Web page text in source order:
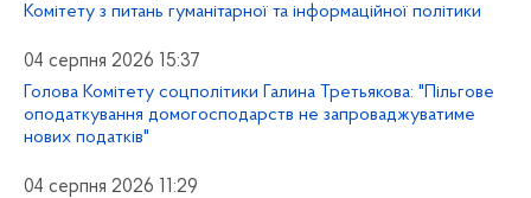
Комітету з питань гуманітарної та інформаційної політики
04 серпня 2026 15:37
Голова Комітету соцполітики Галина Третьякова: "Пільгове
оподаткування домогосподарств не запроваджуватиме
нових податків"
04 серпня 2026 11:29